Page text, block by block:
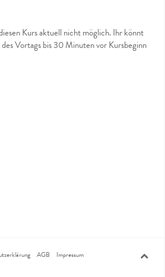
Kurs aktuell nicht möglich. Ihr könnt
Vortags bis 30 Minuten vor Kursbeginn
AGB Impressum